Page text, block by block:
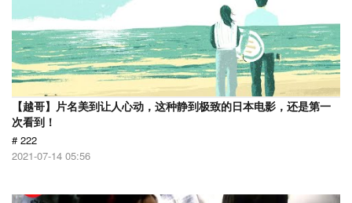
【越哥】片名美到让人心动，这种静到极致的日本电影，还是第一
次看到！
# 222
2021-07-14 05:56